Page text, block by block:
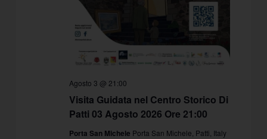
Visita Guidata nel Centro Storico Di
Patti 03 Agosto 2026 Ore 21:00
Agosto 3 @ 21:00
Porta San Michele Porta San Michele, Patti, Italy